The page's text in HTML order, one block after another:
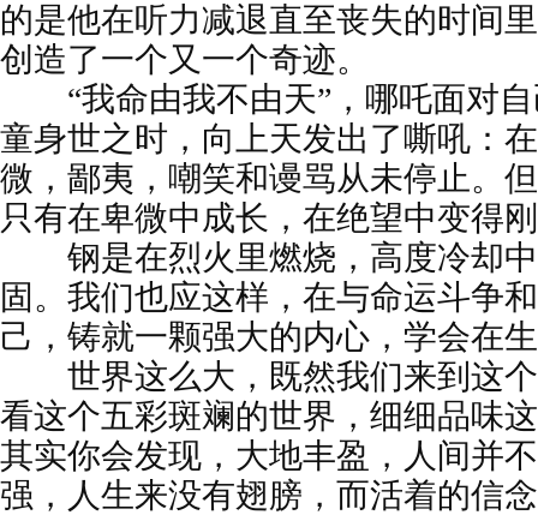
的是他在听力减退直至丧失的时间
创造了一个又一个奇迹。
“我命由我不由天”，哪吒面对自
童身世之时，向上天发出了嘶吼：
微，鄙夷，嘲笑和谩骂从未停止。
只有在卑微中成长，在绝望中变得
钢是在烈火里燃烧，高度冷却中
固。我们也应这样，在与命运斗争
己，铸就一颗强大的内心，学会在
世界这么大，既然我们来到这个
看这个五彩斑斓的世界，细细品味
其实你会发现，大地丰盈，人间并
强，人生来没有翅膀，而活着的信